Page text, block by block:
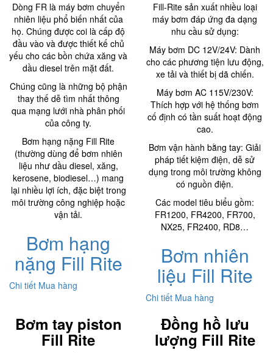
Dòng FR là máy bơm chuyển
nhiên liệu phổ biến nhất của
họ. Chúng được coi là cấp độ
đầu vào và được thiết kế chủ
yếu cho các bồn chứa xăng và
dầu diesel trên mặt đất.
Chúng cũng là những bộ phận
thay thế dễ tìm nhất thông
qua mạng lưới nhà phân phối
của công ty.
Bơm hạng nặng Fill Rite
(thường dùng để bơm nhiên
liệu như dầu diesel, xăng,
kerosene, biodiesel…) mang
lại nhiều lợi ích, đặc biệt trong
môi trường công nghiệp hoặc
vận tải.
Bơm hạng
nặng Fill Rite
Chi tiết Mua hàng
Fill-Rite sản xuất nhiều loại
máy bơm đáp ứng đa dạng
nhu cầu sử dụng:
Máy bơm DC 12V/24V: Dành
cho các phương tiện lưu động,
xe tải và thiết bị dã chiến.
Máy bơm AC 115V/230V:
Thích hợp với hệ thống bơm
cố định có tần suất hoạt động
cao.
Bơm vận hành bằng tay: Giải
pháp tiết kiệm điện, dễ sử
dụng trong môi trường không
có nguồn điện.
Các model tiêu biểu gồm:
FR1200, FR4200, FR700,
NX25, FR2400, RD8…
Bơm nhiên
liệu Fill Rite
Chi tiết Mua hàng
Bơm tay piston
Fill Rite
Đồng hồ lưu
lượng Fill Rite